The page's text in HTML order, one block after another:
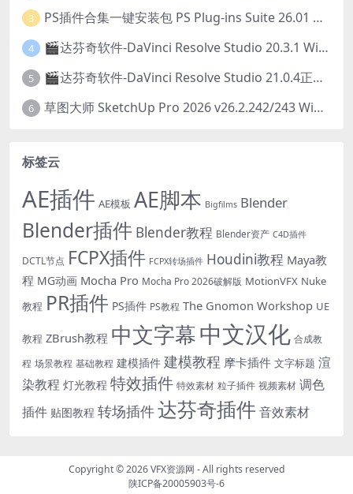
3 PS插件合集一键安装包 PS Plug-ins Suite 26.01 一键安装PS所有常用插件！
4 🎬达芬奇软件-DaVinci Resolve Studio 20.3.1 Win/Mac中文破解版下载
5 🎬达芬奇软件-DaVinci Resolve Studio 21.0.4正式版 Win/Mac中文破解版下载
6 草图大师 SketchUp Pro 2026 v26.2.242/243 Win/Mac破解版 中文版/英文版
标签云
AE插件 AE模板 AE脚本 Bigfilms Blender
Blender插件 Blender教程 Blender资产 C4D插件
DCTL节点 FCPX插件 FCPX转场插件 Houdini教程 Maya教
程 MG动画 Mocha Pro Mocha Pro 2026破解版 MotionVFX Nuke
教程 PR插件 PS插件 PS教程 The Gnomon Workshop UE
教程 ZBrush教程 中文字幕中文汉化 合成教
程 场景教程 基础教程 建模插件 建模教程 摩卡插件 文字标题 渲
染教程 灯光教程 特效插件 特效素材 粒子插件 视频素材 调色
插件 贴图教程 转场插件达芬奇插件 音效素材
Copyright © 2026VFX资源网 - All rights reserved
陕ICP备20005903号-6